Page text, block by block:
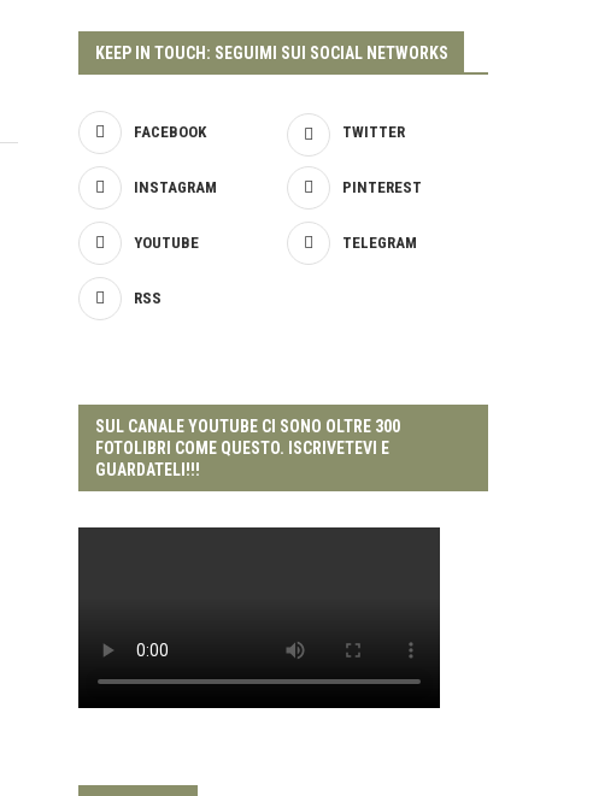
KEEP IN TOUCH: SEGUIMI SUI SOCIAL NETWORKS
FACEBOOK TWITTER
INSTAGRAM PINTEREST
YOUTUBE TELEGRAM
RSS
SUL CANALE YOUTUBE CI SONO OLTRE 300
FOTOLIBRI COME QUESTO. ISCRIVETEVI E
GUARDATELI!!!